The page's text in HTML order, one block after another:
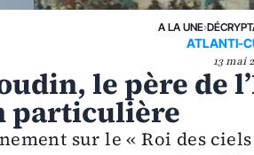
A LA UNE›
ATLANTI-
13 mai
le père de
particulière
sur le « Roi des